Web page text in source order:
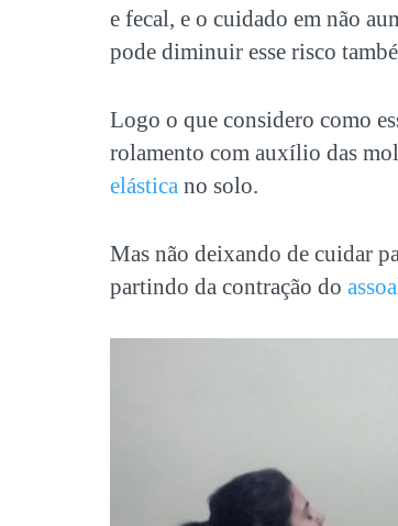
e fecal, e o cuidado em não
pode diminuir esse risco
Logo o que considero como
rolamento com auxílio das
elástica no solo.
Mas não deixando de cuidar
partindo da contração do